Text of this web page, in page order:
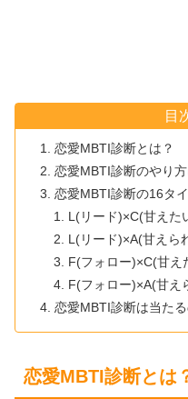
目
恋愛MBTI診断とは？
恋愛MBTI診断のやり方
恋愛MBTI診断の16タ
L(リード)×C(甘えた
L(リード)×A(甘えら
F(フォロー)×C(甘え
F(フォロー)×A(甘え
恋愛MBTI診断は当た
恋愛MBTI診断とは